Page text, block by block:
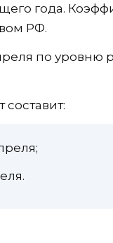
года.
РФ.
по уровню